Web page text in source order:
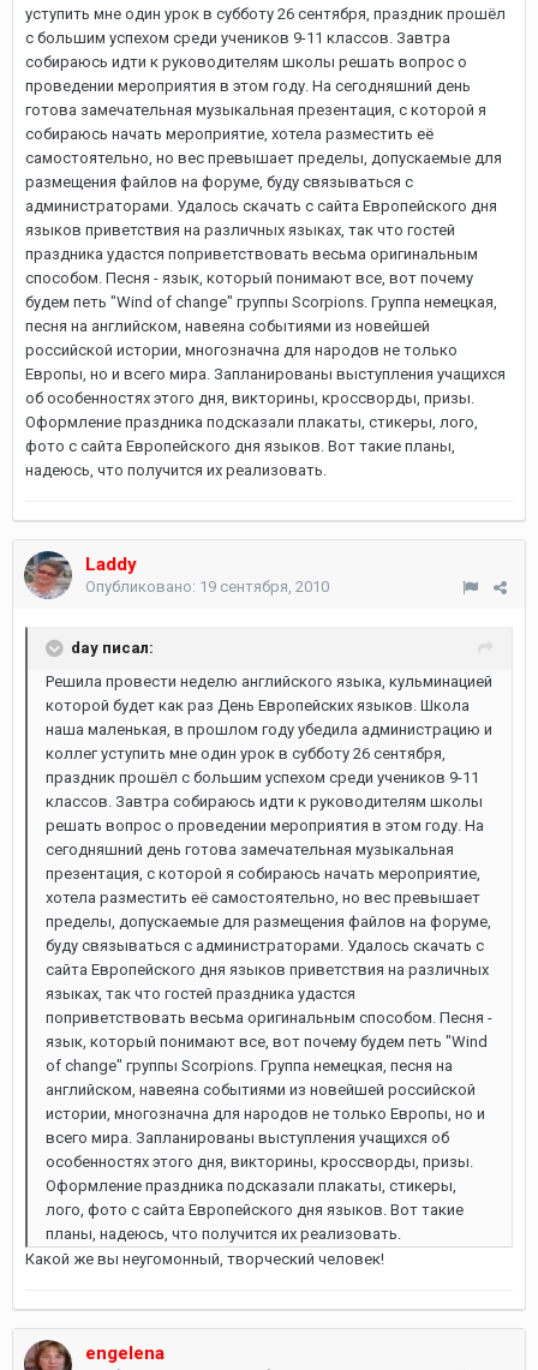
уступить мне один урок в субботу 26 сентября, праздник прошёл
с большим успехом среди учеников 9-11 классов. Завтра
собираюсь идти к руководителям школы решать вопрос о
проведении мероприятия в этом году. На сегодняшний день
готова замечательная музыкальная презентация, с которой я
собираюсь начать мероприятие, хотела разместить её
самостоятельно, но вес превышает пределы, допускаемые для
размещения файлов на форуме, буду связываться с
администраторами. Удалось скачать с сайта Европейского дня
языков приветствия на различных языках, так что гостей
праздника удастся поприветствовать весьма оригинальным
способом. Песня - язык, который понимают все, вот почему
будем петь "Wind of change" группы Scorpions. Группа немецкая,
песня на английском, навеяна событиями из новейшей
российской истории, многозначна для народов не только
Европы, но и всего мира. Запланированы выступления учащихся
об особенностях этого дня, викторины, кроссворды, призы.
Оформление праздника подсказали плакаты, стикеры, лого,
фото с сайта Европейского дня языков. Вот такие планы,
надеюсь, что получится их реализовать.
Laddy
Опубликовано: 19 сентября, 2010
day писал:
Решила провести неделю английского языка, кульминацией
которой будет как раз День Европейских языков. Школа
наша маленькая, в прошлом году убедила администрацию и
коллег уступить мне один урок в субботу 26 сентября,
праздник прошёл с большим успехом среди учеников 9-11
классов. Завтра собираюсь идти к руководителям школы
решать вопрос о проведении мероприятия в этом году. На
сегодняшний день готова замечательная музыкальная
презентация, с которой я собираюсь начать мероприятие,
хотела разместить её самостоятельно, но вес превышает
пределы, допускаемые для размещения файлов на форуме,
буду связываться с администраторами. Удалось скачать с
сайта Европейского дня языков приветствия на различных
языках, так что гостей праздника удастся
поприветствовать весьма оригинальным способом. Песня -
язык, который понимают все, вот почему будем петь "Wind
of change" группы Scorpions. Группа немецкая, песня на
английском, навеяна событиями из новейшей российской
истории, многозначна для народов не только Европы, но и
всего мира. Запланированы выступления учащихся об
особенностях этого дня, викторины, кроссворды, призы.
Оформление праздника подсказали плакаты, стикеры,
лого, фото с сайта Европейского дня языков. Вот такие
планы, надеюсь, что получится их реализовать.
Какой же вы неугомонный, творческий человек!
engelena